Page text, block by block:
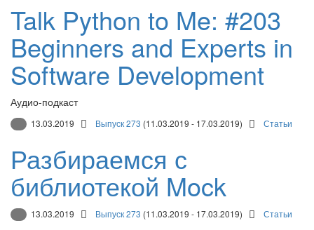
Talk Python to Me: #203
Beginners and Experts in
Software Development
Аудио-подкаст
13.03.2019 Выпуск 273 (11.03.2019 - 17.03.2019) Статьи
Разбираемся с
библиотекой Mock
13.03.2019 Выпуск 273 (11.03.2019 - 17.03.2019) Статьи